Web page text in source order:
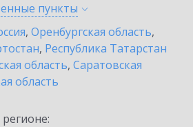
пункты
, Оренбургская область,
, Республика Татарстан
область, Саратовская
область